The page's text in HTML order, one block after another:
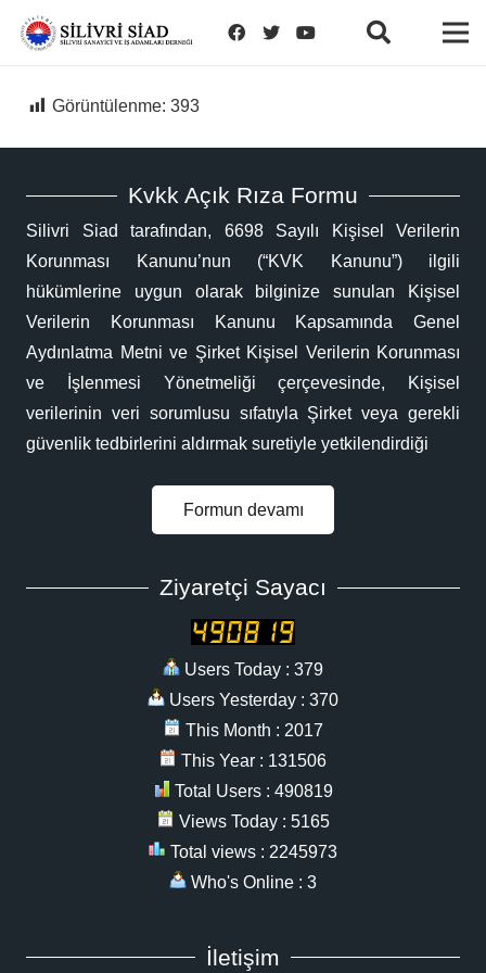
Görüntülenme: 393
Kvkk Açık Rıza Formu
Silivri Siad tarafından, 6698 Sayılı Kişisel Verilerin
Korunması Kanunu’nun (“KVK Kanunu”) ilgili
hükümlerine uygun olarak bilginize sunulan Kişisel
Verilerin Korunması Kanunu Kapsamında Genel
Aydınlatma Metni ve Şirket Kişisel Verilerin Korunması
ve İşlenmesi Yönetmeliği çerçevesinde, Kişisel
verilerinin veri sorumlusu sıfatıyla Şirket veya gerekli
güvenlik tedbirlerini aldırmak suretiyle yetkilendirdiği
Formun devamı
Ziyaretçi Sayacı
Users Today : 379
Users Yesterday : 370
This Month : 2017
This Year : 131506
Total Users : 490819
Views Today : 5165
Total views : 2245973
Who's Online : 3
İletişim